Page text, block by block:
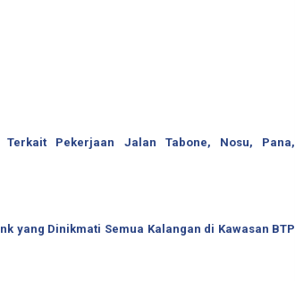
Pekerjaan Jalan Tabone, Nosu, Pana,
yang Dinikmati Semua Kalangan di Kawasan BTP